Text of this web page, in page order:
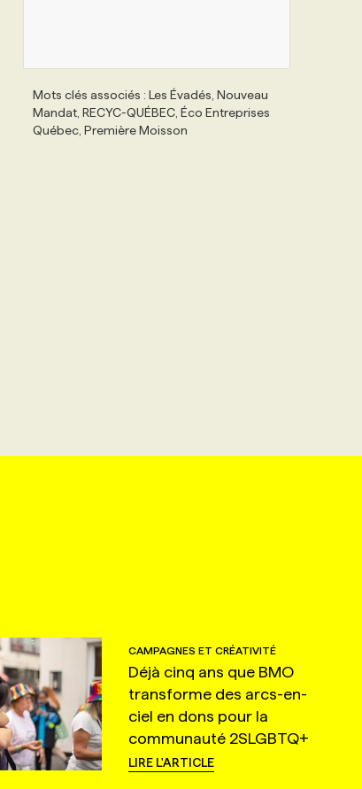
Mots clés associés : Les Évadés, Nouveau
Mandat, RECYC-QUÉBEC, Éco Entreprises
Québec, Première Moisson
CAMPAGNES ET CRÉATIVITÉ
Déjà cinq ans que BMO
transforme des arcs-en-
ciel en dons pour la
communauté 2SLGBTQ+
LIRE L'ARTICLE